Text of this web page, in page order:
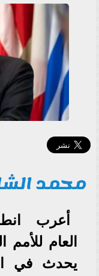
محمد
أعرب
العام
يحدث في